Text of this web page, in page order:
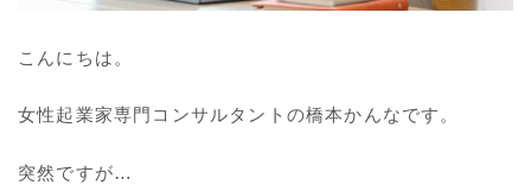
こんにちは。
女性起業家専門コンサルタントの橋本かんなです。
突然ですが…